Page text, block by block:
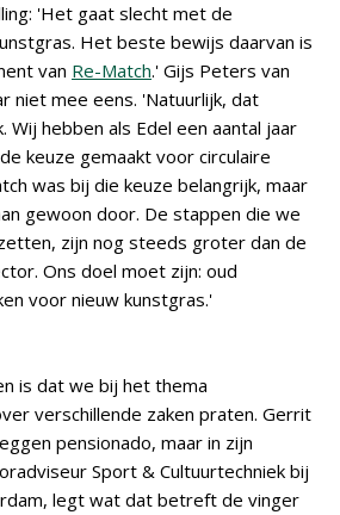
'Het gaat slecht met de
Het beste bewijs daarvan is
van Re-Match.' Gijs Peters van
niet mee eens. 'Natuurlijk, dat
Wij hebben als Edel een aantal jaar
keuze gemaakt voor circulaire
was bij die keuze belangrijk, maar
gewoon door. De stappen die we
zijn nog steeds groter dan de
Ons doel moet zijn: oud
voor nieuw kunstgras.'
is dat we bij het thema
verschillende zaken praten. Gerrit
pensionado, maar in zijn
Sport & Cultuurtechniek bij
legt wat dat betreft de vinger